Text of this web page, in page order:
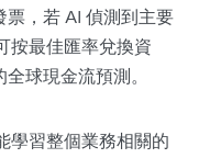
，若 AI 偵測到主要
按最佳匯率兌換資
球現金流預測。
學習整個業務相關的